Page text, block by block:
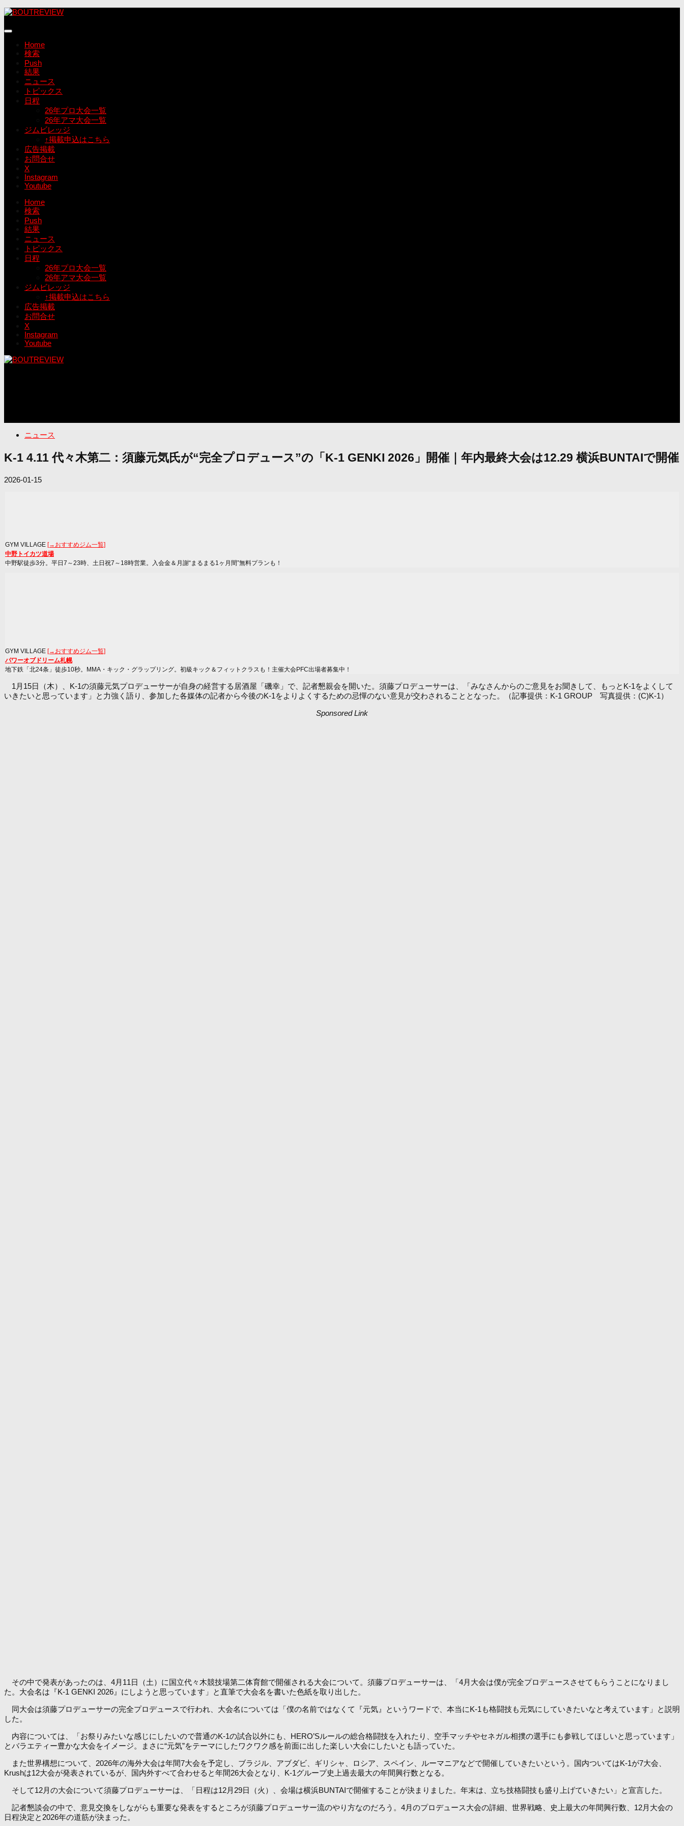
コ
テ
Home
検索
Push
結果
ニュース
トピックス
日程
26年プロ大会一覧
26年アマ大会一覧
ジムビレッジ
↑掲載申込はこちら
広告掲載
お問合せ
X
Instagram
Youtube
Home
検索
Push
結果
ニュース
トピックス
日程
26年プロ大会一覧
26年アマ大会一覧
ジムビレッジ
↑掲載申込はこちら
広告掲載
お問合せ
X
Instagram
Youtube
ニュース
K-1 4.11 代々木第二：須藤元気氏が“完全プロデュース”の「K-1 GENKI 2026」開催｜年内最終大会は12.29 横浜BUNTAIで開催
2026-01-15
GYM VILLAGE [→おすすめジム一覧]
中野トイカツ道場
中野駅徒歩3分。平日7～23時、土日祝7～18時営業。入会金＆月謝“まるまる1ヶ月間”無料プランも！
GYM VILLAGE [→おすすめジム一覧]
パワーオブドリーム札幌
地下鉄「北24条」徒歩10秒。MMA・キック・グラップリング。初級キック＆フィットクラスも！主催大会PFC出場者募集中！
1月15日（木）、K-1の須藤元気プロデューサーが自身の経営する居酒屋「磯幸」で、記者懇親会を開いた。須藤プロデューサーは、「みなさんからのご意見をお聞きして、もっとK-1をよくして
いきたいと思っています」と力強く語り、参加した各媒体の記者から今後のK-1をよりよくするための忌憚のない意見が交わされることとなった。（記事提供：K-1 GROUP 写真提供：(C)K-1）
Sponsored Link
その中で発表があったのは、4月11日（土）に国立代々木競技場第二体育館で開催される大会について。須藤プロデューサーは、「4月大会は僕が完全プロデュースさせてもらうことになりまし
た。大会名は『K-1 GENKI 2026』にしようと思っています」と直筆で大会名を書いた色紙を取り出した。
同大会は須藤プロデューサーの完全プロデュースで行われ、大会名については「僕の名前ではなくて『元気』というワードで、本当にK-1も格闘技も元気にしていきたいなと考えています」と説明
した。
内容については、「お祭りみたいな感じにしたいので普通のK-1の試合以外にも、HERO’Sルールの総合格闘技を入れたり、空手マッチやセネガル相撲の選手にも参戦してほしいと思っています」
とバラエティー豊かな大会をイメージ。まさに“元気”をテーマにしたワクワク感を前面に出した楽しい大会にしたいとも語っていた。
また世界構想について、2026年の海外大会は年間7大会を予定し、ブラジル、アブダビ、ギリシャ、ロシア、スペイン、ルーマニアなどで開催していきたいという。国内ついてはK-1が7大会、
Krushは12大会が発表されているが、国内外すべて合わせると年間26大会となり、K-1グループ史上過去最大の年間興行数となる。
そして12月の大会について須藤プロデューサーは、「日程は12月29日（火）、会場は横浜BUNTAIで開催することが決まりました。年末は、立ち技格闘技も盛り上げていきたい」と宣言した。
記者懇談会の中で、意見交換をしながらも重要な発表をするところが須藤プロデューサー流のやり方なのだろう。4月のプロデュース大会の詳細、世界戦略、史上最大の年間興行数、12月大会の
日程決定と2026年の道筋が決まった。